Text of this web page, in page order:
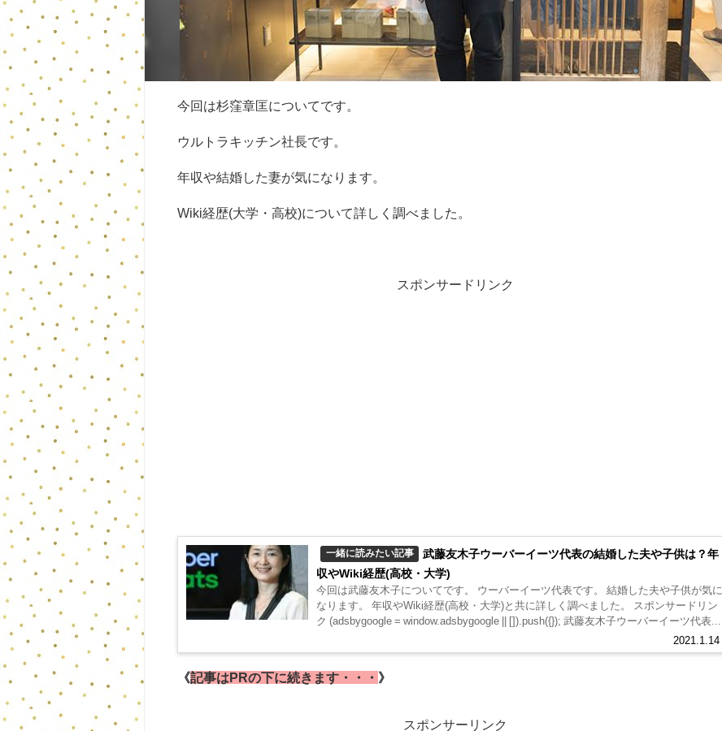
今回は杉窪章匡についてです。
ウルトラキッチン社長です。
年収や結婚した妻が気になります。
Wiki経歴(大学・高校)について詳しく調べました。
スポンサードリンク
一緒に読みたい記事
武藤友木子ウーバーイーツ代表の結婚した夫や子供は？年
収やWiki経歴(高校・大学)
2021.1.14
今回は武藤友木子についてです。 ウーバーイーツ代表です。 結婚した夫や子供が気に
なります。 年収やWiki経歴(高校・大学)と共に詳しく調べました。 スポンサードリン
ク (adsbygoogle = window.adsbygoogle || []).push({}); 武藤友木子ウーバーイーツ代表...
《記事はPRの下に続きます・・・ 》
スポンサーリンク